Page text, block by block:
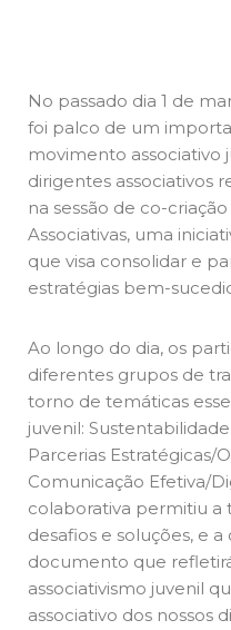
No passado dia 1 de
foi palco de um
movimento associativo
dirigentes associativos
na sessão de co-
Associativas, uma
que visa consolidar e
estratégias bem-
Ao longo do dia, os
diferentes grupos de
torno de temáticas
juvenil:
Parcerias Estratégicas/
Comunicação Efetiva/
colaborativa permitiu a
desafios e soluções, e
documento que
associativismo juvenil
associativo dos nossos